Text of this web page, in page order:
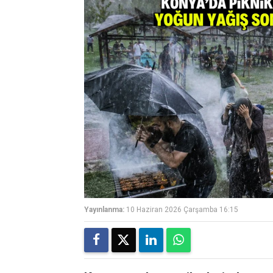
Yayınlanma: 10 Haziran 2026 Çarşamba 16:15